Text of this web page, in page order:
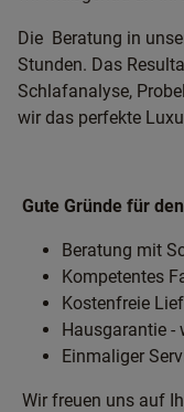
Die Beratung in
Stunden. Das
Schlafanalyse,
wir das perfekte
Gute Gründe für
Beratung mit
Kompetentes
Kostenfreie
Hausgarantie -
Einmaliger
Wir freuen uns auf